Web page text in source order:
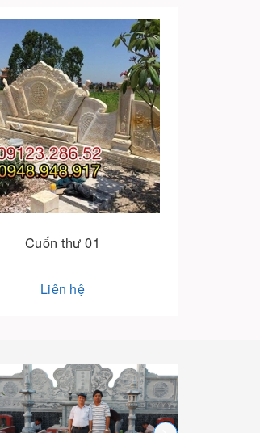
Cuốn thư 02
Liên hệ